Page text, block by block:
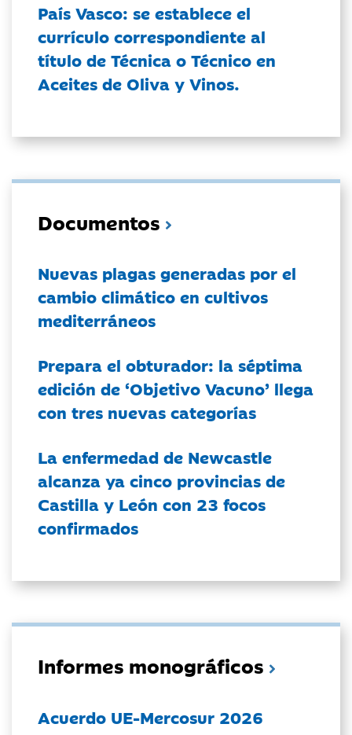
País Vasco: se establece el
currículo correspondiente al
título de Técnica o Técnico en
Aceites de Oliva y Vinos.
Documentos
Nuevas plagas generadas por el
cambio climático en cultivos
mediterráneos
Prepara el obturador: la séptima
edición de ‘Objetivo Vacuno’ llega
con tres nuevas categorías
La enfermedad de Newcastle
alcanza ya cinco provincias de
Castilla y León con 23 focos
confirmados
Informes monográficos
Acuerdo UE-Mercosur 2026